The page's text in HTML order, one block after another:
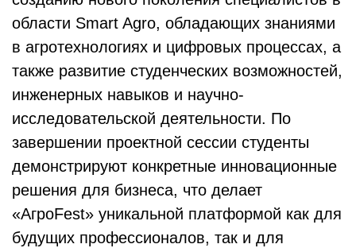
области Smart Agro, обладающих знаниями
в агротехнологиях и цифровых процессах, а
также развитие студенческих возможностей,
инженерных навыков и научно-
исследовательской деятельности. По
завершении проектной сессии студенты
демонстрируют конкретные инновационные
решения для бизнеса, что делает
«АгроFest» уникальной платформой как для
будущих профессионалов, так и для